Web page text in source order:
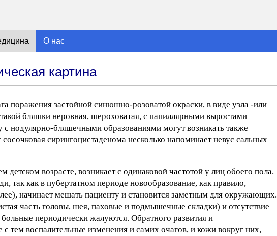
О нас
картина
поражения застойной синюшно-розоватой окраски, в виде узла -или
бляшки неровная, шероховатая, с папиллярными выростами
нодулярно-бляшечными образованиями могут возникать также
сирингоцистаденома несколько напоминает невус сальных
возрасте, возникает с одинаковой частотой у лиц обоего пола.
как в пубертатном периоде новообразование, как правило,
начинает мешать пациенту и становится заметным для окружающих.
часть головы, шея, паховые и подмышечные складки) и отсутствие
периодически жалуются. Обратного развития и
тем воспалительные изменения и самих очагов, и кожи вокруг них,